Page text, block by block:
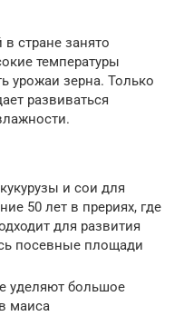
стране занято
температуры
урожаи зерна. Только
развиваться
и сои для
50 лет в прериях, где
для развития
посевные площади
уделяют большое
маиса